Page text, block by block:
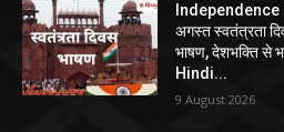
अगस्त स्वतंत्रता
भाषण, देशभक्ति से
Hindi...
9 August 2026